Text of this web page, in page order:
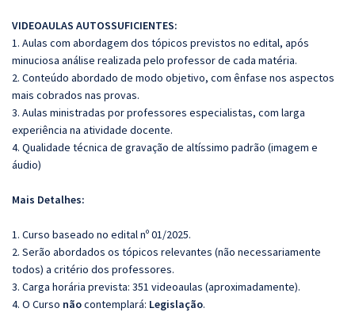
VIDEOAULAS AUTOSSUFICIENTES:
1. Aulas com abordagem dos tópicos previstos no edital, após
minuciosa análise realizada pelo professor de cada matéria.
2. Conteúdo abordado de modo objetivo, com ênfase nos aspectos
mais cobrados nas provas.
3. Aulas ministradas por professores especialistas, com larga
experiência na atividade docente.
4. Qualidade técnica de gravação de altíssimo padrão (imagem e
áudio)
Mais Detalhes:
1. Curso baseado no edital nº 01/2025.
2. Serão abordados os tópicos relevantes (não necessariamente
todos) a critério dos professores.
3. Carga horária prevista: 351 videoaulas (aproximadamente).
4. O Curso nãocontemplará: Legislação.